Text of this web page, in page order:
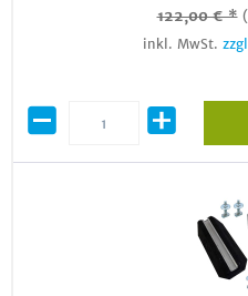
122,00 € *
inkl. MwSt.